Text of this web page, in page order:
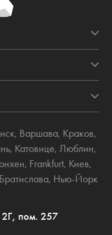
, Варшава, Краков,
, Катовице, Люблин,
, Frankfurt, Киев,
Братислава, Нью-Йорк
пом. 257